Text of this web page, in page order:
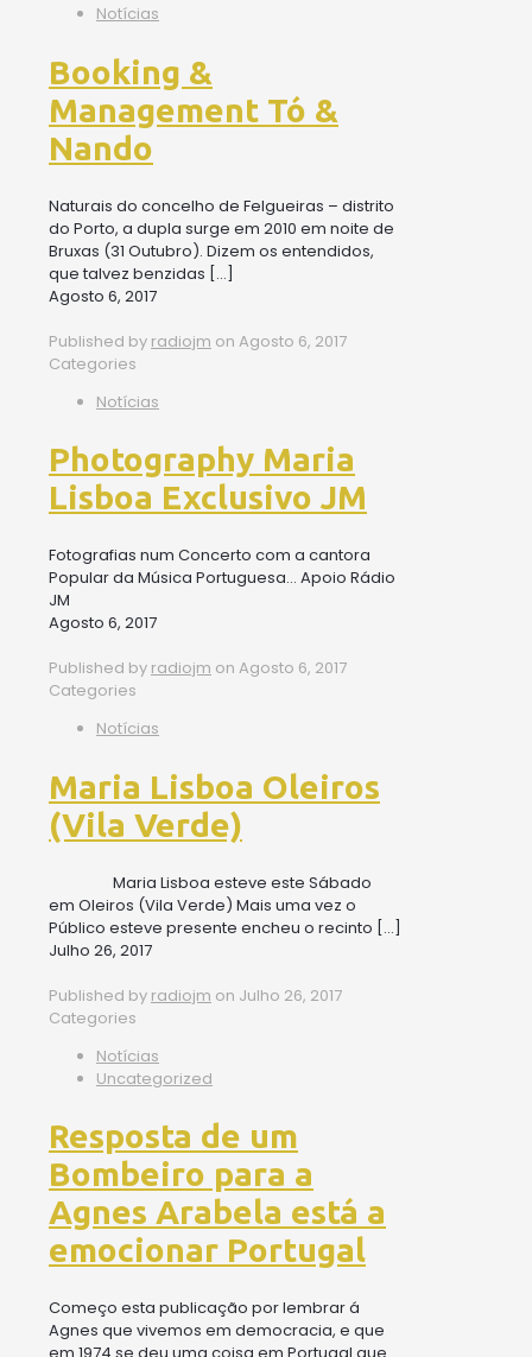
Notícias
Booking &
Management Tó &
Nando
Naturais do concelho de Felgueiras – distrito
do Porto, a dupla surge em 2010 em noite de
Bruxas (31 Outubro). Dizem os entendidos,
que talvez benzidas […]
Agosto 6, 2017
Published by radiojm on Agosto 6, 2017
Categories
Notícias
Photography Maria
Lisboa Exclusivo JM
Fotografias num Concerto com a cantora
Popular da Música Portuguesa… Apoio Rádio
JM
Agosto 6, 2017
Published by radiojm on Agosto 6, 2017
Categories
Notícias
Maria Lisboa Oleiros
(Vila Verde)
Maria Lisboa esteve este Sábado
em Oleiros (Vila Verde) Mais uma vez o
Público esteve presente encheu o recinto […]
Julho 26, 2017
Published by radiojm on Julho 26, 2017
Categories
Notícias
Uncategorized
Resposta de um
Bombeiro para a
Agnes Arabela está a
emocionar Portugal
Começo esta publicação por lembrar á
Agnes que vivemos em democracia, e que